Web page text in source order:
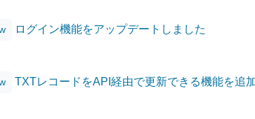
ログイン機能をアップデートしました
TXTレコードをAPI経由で更新できる機能を追